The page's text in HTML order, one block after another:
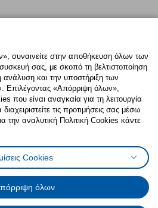
PinterestTwitter
ψηφιακής προσβασιμότητας
cookiesΌροι Χρήσης
Προσωπικών Δεδομένων
Δεδομένων για ΙΚΕΑ.gr
Δεοντολογίας
συναινείτε στην αποθήκευση όλων των
σας, με σκοπό τη βελτιστοποίηση
ανάλυση και την υποστήριξη των
Επιλέγοντας «Απόρριψη όλων»,
που είναι αναγκαία για τη λειτουργία
τις προτιμήσεις σας μέσω
την αναλυτική Πολιτική Cookies κάντε
Cookies
όλων